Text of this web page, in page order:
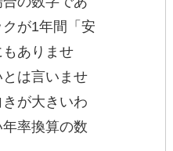
が1年間「安
ありませ
は言いませ
が大きいわ
率換算の数